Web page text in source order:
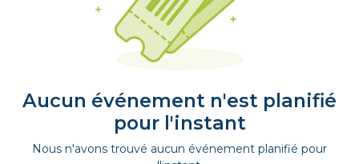
Aucun événement n'est planifié
pour l'instant
Nous n'avons trouvé aucun événement planifié pour